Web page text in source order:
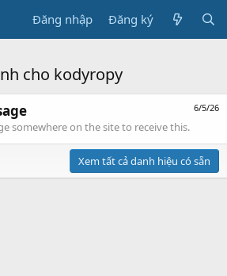
Đăng nhập Đăng ký
cho kodyropy
6/5/26
somewhere on the site to receive this.
Xem tất cả danh hiệu có sẵn